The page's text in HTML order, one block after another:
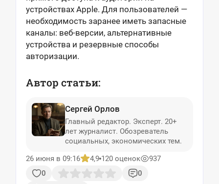
устройствах Apple. Для пользователей —
необходимость заранее иметь запасные
каналы: веб-версии, альтернативные
устройства и резервные способы
авторизации.
Автор статьи:
Сергей Орлов
Главный редактор. Эксперт. 20+
лет журналист. Обозреватель
социальных, экономических тем.
26 июня в 09:16
4,9 120 оценок
937
0
0